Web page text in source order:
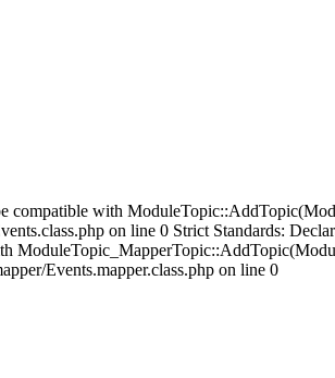
compatible with
on line 0 Strict Standards:
Events.mapper.class.php on line 0